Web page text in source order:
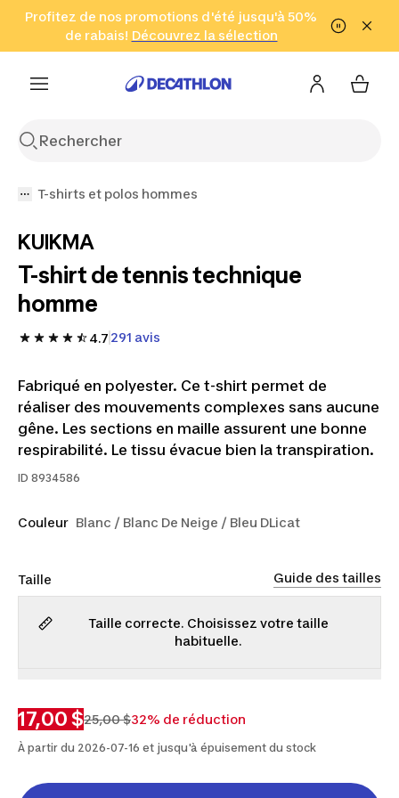
Aller à la recherche Aller au contenu Aller au pied de
Profitez de nos promotions d'été jusqu'à 50%
de rabais! Découvrez la sélection
Cliquez ici
en seulement 2 h!
(Zones sélectionnées)
T-shirts et polos hommes
KUIKMA
T-shirt de tennis technique
homme
4.7 291 avis
Fabriqué en polyester. Ce t-shirt permet de
réaliser des mouvements complexes sans aucune
gêne. Les sections en maille assurent une bonne
respirabilité. Le tissu évacue bien la transpiration.
ID 8934586
Couleur Blanc / Blanc De Neige / Bleu DLicat
Taille Guide des tailles
Taille correcte. Choisissez votre taille
habituelle.
17,00 $25,00 $32% de réduction
À partir du 2026-07-16 et jusqu'à épuisement du stock